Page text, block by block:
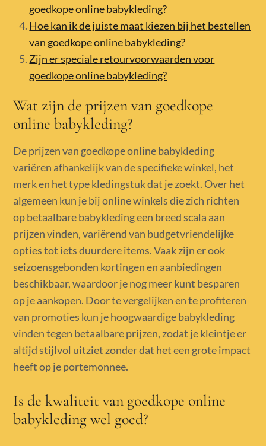
goedkope online babykleding?
Hoe kan ik de juiste maat kiezen bij het bestellen
van goedkope online babykleding?
Zijn er speciale retourvoorwaarden voor
goedkope online babykleding?
Wat zijn de prijzen van goedkope
online babykleding?
De prijzen van goedkope online babykleding
variëren afhankelijk van de specifieke winkel, het
merk en het type kledingstuk dat je zoekt. Over het
algemeen kun je bij online winkels die zich richten
op betaalbare babykleding een breed scala aan
prijzen vinden, variërend van budgetvriendelijke
opties tot iets duurdere items. Vaak zijn er ook
seizoensgebonden kortingen en aanbiedingen
beschikbaar, waardoor je nog meer kunt besparen
op je aankopen. Door te vergelijken en te profiteren
van promoties kun je hoogwaardige babykleding
vinden tegen betaalbare prijzen, zodat je kleintje er
altijd stijlvol uitziet zonder dat het een grote impact
heeft op je portemonnee.
Is de kwaliteit van goedkope online
babykleding wel goed?